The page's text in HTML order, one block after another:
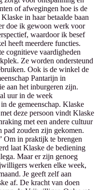
of afwegingen hoe is de
in haar betaalde baan
doe ik gewoon werk voor
waardoor ik besef
heeft meerdere functies.
cognitieve vaardigheden
Ze worden ondersteund
Ook is de winkel de
Pantarijn in
aan het inburgeren zijn.
uur in de week
de gemeenschap. Klaske
deze persoon vindt Klaske
met een andere cultuur
pad zouden zijn gekomen.
Om in praktijk te brengen
laat Klaske de bediening
Maar er zijn genoeg
werken elke week,
Je geeft zelf aan
af. De kracht van doen